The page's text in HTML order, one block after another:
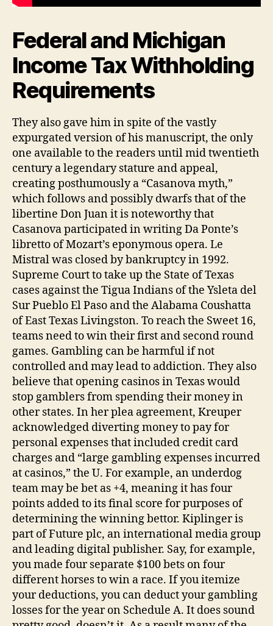
Federal and Michigan
Income Tax Withholding
Requirements
They also gave him in spite of the vastly
expurgated version of his manuscript, the only
one available to the readers until mid twentieth
century a legendary stature and appeal,
creating posthumously a “Casanova myth,”
which follows and possibly dwarfs that of the
libertine Don Juan it is noteworthy that
Casanova participated in writing Da Ponte’s
libretto of Mozart’s eponymous opera. Le
Mistral was closed by bankruptcy in 1992.
Supreme Court to take up the State of Texas
cases against the Tigua Indians of the Ysleta del
Sur Pueblo El Paso and the Alabama Coushatta
of East Texas Livingston. To reach the Sweet 16,
teams need to win their first and second round
games. Gambling can be harmful if not
controlled and may lead to addiction. They also
believe that opening casinos in Texas would
stop gamblers from spending their money in
other states. In her plea agreement, Kreuper
acknowledged diverting money to pay for
personal expenses that included credit card
charges and “large gambling expenses incurred
at casinos,” the U. For example, an underdog
team may be bet as +4, meaning it has four
points added to its final score for purposes of
determining the winning bettor. Kiplinger is
part of Future plc, an international media group
and leading digital publisher. Say, for example,
you made four separate $100 bets on four
different horses to win a race. If you itemize
your deductions, you can deduct your gambling
losses for the year on Schedule A. It does sound